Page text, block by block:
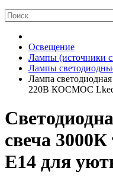
Освещение
Лампы (источники
Лампы
Лампа
220В КОСМОС
свеча
E14 для